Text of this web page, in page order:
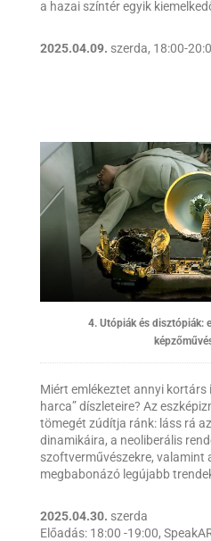
a hazai színtér egyik
2025.04.09. szerda, 18:00-
4. Utópiák és disztópiák:
Miért emlékeztet annyi kortárs
harca” díszleteire? Az
tömegét zúdítja ránk: láss rá
dinamikáira, a neoliberális
szoftverművészekre, valamint
megbabonázó legújabb
2025.04.30. szerda
Előadás: 18:00 -19:00,